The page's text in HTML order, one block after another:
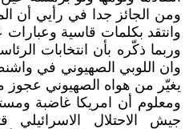
ومن الجائز جدا في رأيي أن
وانتقد بكلمات قاسية
وربما ذكّره بأن انتخابات
وان اللوبي الصهيوني في
يغيّر من هواه الصهيوني
ومعلوم أن امريكا غاضبة